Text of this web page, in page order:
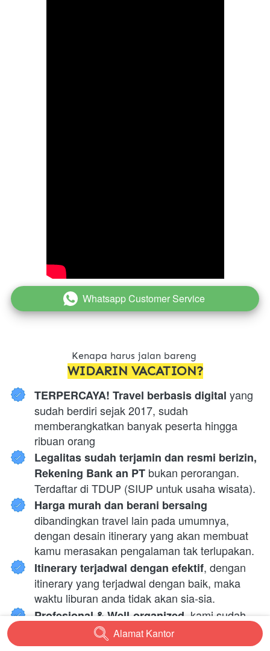
` Whatsapp Customer Service
Kenapa harus jalan bareng
WIDARIN VACATION?
TERPERCAYA! Travel berbasis digital yang
sudah berdiri sejak 2017, sudah
memberangkatkan banyak peserta hingga
ribuan orang
Legalitas sudah terjamin dan resmi berizin,
Rekening Bank an PT bukan perorangan.
Terdaftar di TDUP (SIUP untuk usaha wisata).
dibandingkan travel lain pada umumnya,
dengan desain itinerary yang akan membuat
kamu merasakan pengalaman tak terlupakan.
Itinerary terjadwal dengan efektif, dengan
itinerary yang terjadwal dengan baik, maka
waktu liburan anda tidak akan sia-sia.
Profesional & Well-organized , kami sudah
terbiasa handle trip outing dari perusahaan-
perusahaan ternama sejak 2017.
` Alamat Kantor